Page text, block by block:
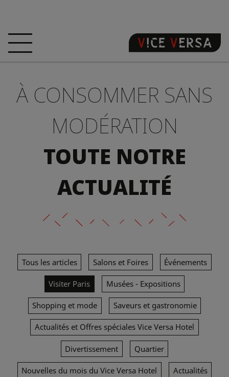
ACCUEIL CHAMBRES
OFFRES LOCALISATION
GARANTISSEZ
VOTRE PÉCHÉ
ACTUALITÉS PHOTOS
À CONSOMMER SANS
MODÉRATION
TOUTE NOTRE
ACTUALITÉ
Tous les articles Salons et Foires Événements
Visiter Paris Musées - Expositions
Shopping et mode Saveurs et gastronomie
Actualités et Offres spéciales Vice Versa Hotel
Divertissement Quartier
Nouvelles du mois du Vice Versa Hotel Actualités